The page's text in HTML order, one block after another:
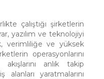
çalıştığı şirketlerin
yazılım ve teknolojiyi
verimliliğe ve yüksek
operasyonlarını
anlık takip
yaratmalarını